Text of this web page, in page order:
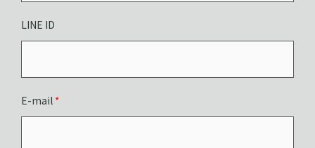
LINE ID
E-mail *